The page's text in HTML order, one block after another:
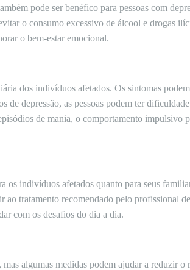
pode ser benéfico para pessoas com
o consumo excessivo de álcool e drogas
o bem-estar emocional.
dos indivíduos afetados. Os sintomas
de depressão, as pessoas podem ter
de mania, o comportamento impulsivo
os indivíduos afetados quanto para seus
ao tratamento recomendado pelo profissional
com os desafios do dia a dia.
algumas medidas podem ajudar a reduzir o